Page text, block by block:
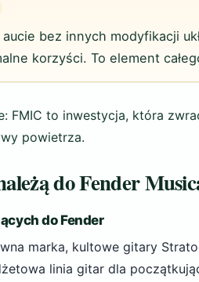
bez innych modyfikacji
korzyści. To element
FMIC to inwestycja, która
powietrza.
do Fender
do Fender
marka, kultowe gitary
linia gitar dla